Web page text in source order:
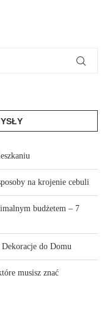
na krojenie cebuli
budżetem – 7
do Domu
musisz znać